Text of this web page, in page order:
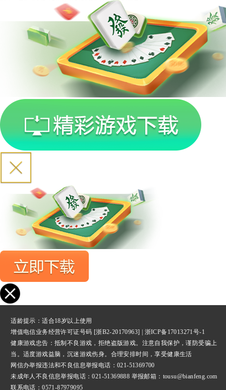
适龄提示：适合18岁以上使用
增值电信业务经营许可证号码 [浙B2-20170963] | 浙ICP备17013271号-1
健康游戏忠告：抵制不良游戏，拒绝盗版游戏。注意自我保护，谨防受骗上
当。适度游戏益脑，沉迷游戏伤身。合理安排时间，享受健康生活
网信办举报违法和不良信息举报 电话：021-51369700
未成年人不良信息举报电话：021-51369888 举报邮箱：tousu@bianfeng.com
联系电话：0571-87979095